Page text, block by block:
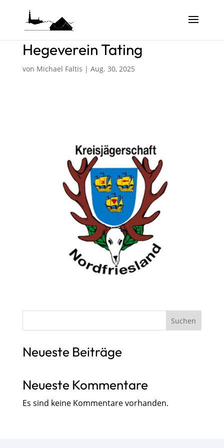
Hegeverein Tating
von Michael Faltis | Aug. 30, 2025
Suchen
Neueste Beiträge
Neueste Kommentare
Es sind keine Kommentare vorhanden.